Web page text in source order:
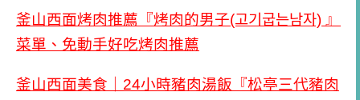
釜山西面烤肉推薦『烤肉的男子(고기굽는남자) 』
菜單、免動手好吃烤肉推薦
釜山西面美食｜24小時豬肉湯飯『松亭三代豬肉